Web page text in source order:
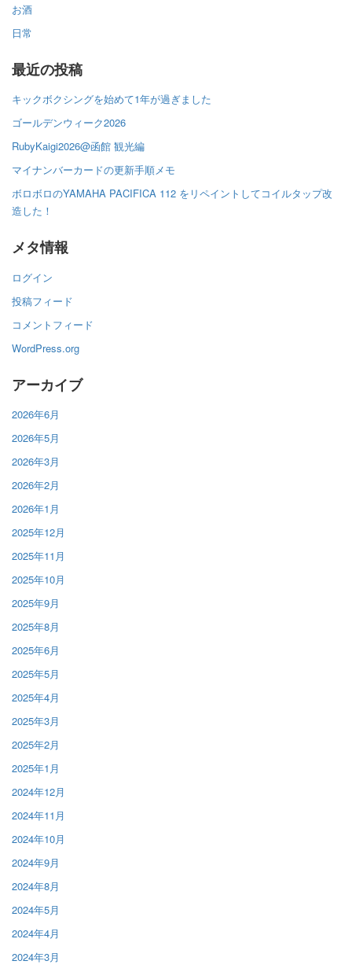
お酒
日常
最近の投稿
キックボクシングを始めて1年が過ぎました
ゴールデンウィーク2026
RubyKaigi2026@函館 観光編
マイナンバーカードの更新手順メモ
ボロボロのYAMAHA PACIFICA 112 をリペイントしてコイルタップ改
造した！
メタ情報
ログイン
投稿フィード
コメントフィード
WordPress.org
アーカイブ
2026年6月
2026年5月
2026年3月
2026年2月
2026年1月
2025年12月
2025年11月
2025年10月
2025年9月
2025年8月
2025年6月
2025年5月
2025年4月
2025年3月
2025年2月
2025年1月
2024年12月
2024年11月
2024年10月
2024年9月
2024年8月
2024年5月
2024年4月
2024年3月